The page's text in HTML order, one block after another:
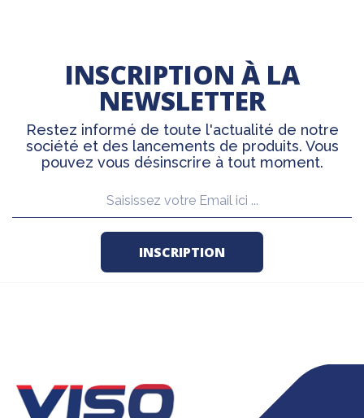
INSCRIPTION À LA
NEWSLETTER
Restez informé de toute l'actualité de notre
société et des lancements de produits. Vous
pouvez vous désinscrire à tout moment.